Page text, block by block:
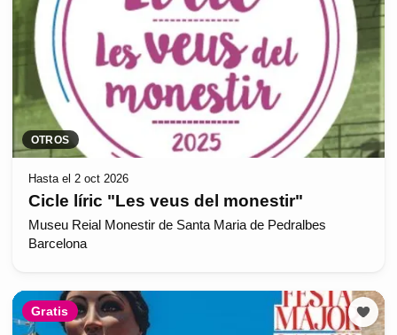
OTROS
Hasta el 2 oct 2026
Cicle líric "Les veus del monestir"
Museu Reial Monestir de Santa Maria de Pedralbes
Barcelona
Gratis